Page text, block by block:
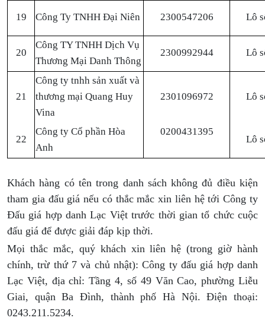
19 Công Ty TNHH Đại Niên 2300547206 Lô
20
Công TY TNHH Dịch Vụ
Thương Mại Danh Thông
2300992944 Lô
21
Công ty tnhh sản xuất và
thương mại Quang Huy
Vina
2301096972 Lô
22
Công ty Cổ phần Hòa
Anh
0200431395
Lô
Khách hàng có tên trong danh sách không đủ điều kiện
tham gia đấu giá nếu có thắc mắc xin liên hệ tới Công ty
Đấu giá hợp danh Lạc Việt trước thời gian tổ chức cuộc
đấu giá để được giải đáp kịp thời.
Mọi thắc mắc, quý khách xin liên hệ (trong giờ hành
chính, trừ thứ 7 và chủ nhật): Công ty đấu giá hợp danh
Lạc Việt, địa chỉ: Tầng 4, số 49 Văn Cao, phường Liễu
Giai, quận Ba Đình, thành phố Hà Nội. Điện thoại:
0243.211.5234.